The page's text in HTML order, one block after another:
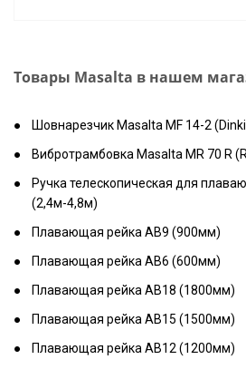
Товары Masalta в нашем
Шовнарезчик Masalta MF 14-2
Вибротрамбовка Masalta MR 70 R
Ручка телескопическая для
(2,4м-4,8м)
Плавающая рейка AB9 (900мм)
Плавающая рейка AB6 (600мм)
Плавающая рейка AB18 (1800мм)
Плавающая рейка AB15 (1500мм)
Плавающая рейка AB12 (1200мм)